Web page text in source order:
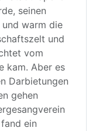
seinen
warm die
und
vom
kam. Aber es
Darbietungen
gehen
ein